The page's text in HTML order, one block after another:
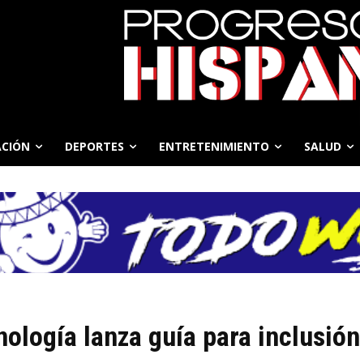
DEPORTES ENTRETENIMIENTO SALUD
lanza guía para inclusión